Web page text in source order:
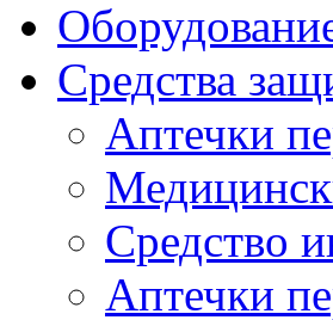
Средства
Аптечки
Средство
Аптечки